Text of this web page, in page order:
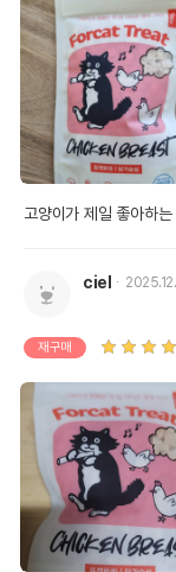
고양이가 제일 좋아하
ciel
재구매